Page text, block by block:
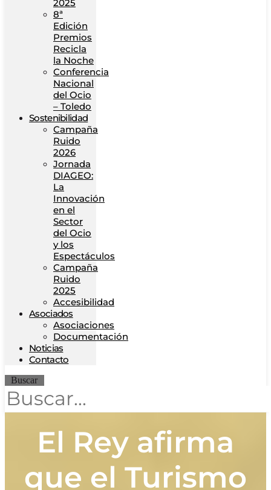
2025
8ª
Edición
Premios
Recicla
la Noche
Conferencia
Nacional
del Ocio
– Toledo
Sostenibilidad
Campaña
Ruido
2026
Jornada
DIAGEO:
La
Innovación
en el
Sector
del Ocio
y los
Espectáculos
Campaña
Ruido
2025
Accesibilidad
Asociados
Asociaciones
Documentación
Noticias
Contacto
Buscar
El Rey afirma
que el Turismo